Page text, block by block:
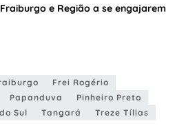
e Região a se engajarem
Frei Rogério
Papanduva
Pinheiro Preto
Sul Tangará
Treze Tílias